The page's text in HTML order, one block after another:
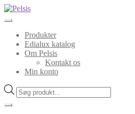
Spring
Spring
Produkter
Edialux katalog
Om Pelsis
Kontakt os
Min konto
Products
search